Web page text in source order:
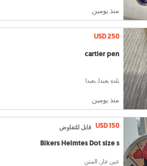
منذ يومين
USD 250
cartier pen
بلدة بعبدا, بعبدا
منذ يومين
USD 150 قابل للتفاوض
Bikers Helmtes Dot size s
عين عار, المتن